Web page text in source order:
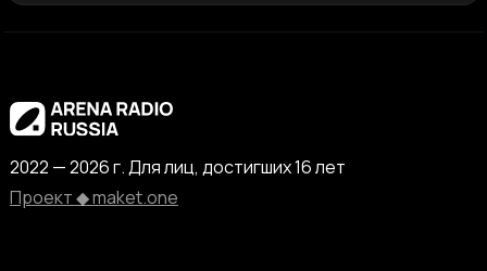
2022 — 2026 г. Для лиц, достигших 16 лет
Проект ◆ maket.one